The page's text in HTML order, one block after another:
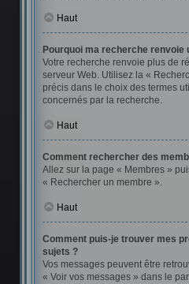
Haut
Pourquoi ma recherche renvoie
Votre recherche renvoie plus de
serveur Web. Utilisez la «
précis dans le choix des termes
concernés par la recherche.
Haut
Comment rechercher des
Allez sur la page « Membres »
« Rechercher un membre ».
Haut
Comment puis-je trouver mes
sujets ?
Vos messages peuvent être
« Voir vos messages » dans le